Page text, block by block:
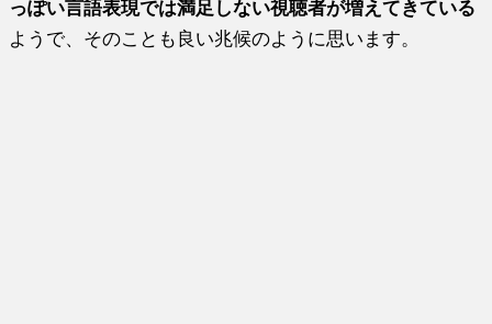
っぽい言語表現では満足しない視聴者が増えてきている
ようで、そのことも良い兆候のように思います。